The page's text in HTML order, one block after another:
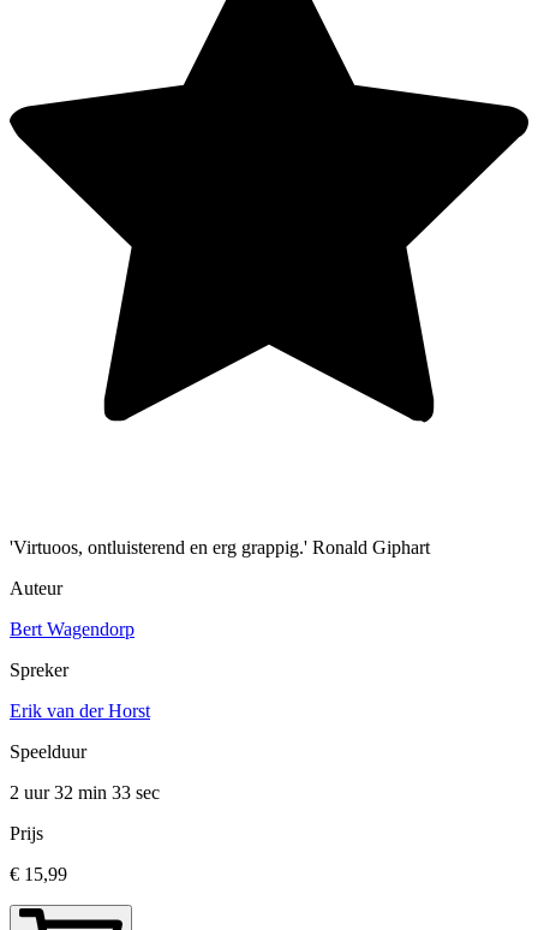
'Virtuoos, ontluisterend en erg grappig.' Ronald Giphart
Auteur
Bert Wagendorp
Spreker
Erik van der Horst
Speelduur
2 uur 32 min 33 sec
Prijs
€ 15,99